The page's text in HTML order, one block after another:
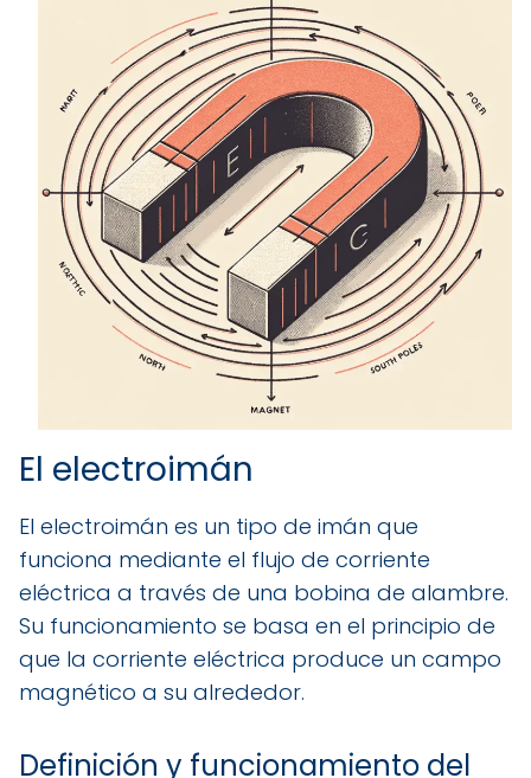
El electroimán
El electroimán es un tipo de imán que
funciona mediante el flujo de corriente
eléctrica a través de una bobina de alambre.
Su funcionamiento se basa en el principio de
que la corriente eléctrica produce un campo
magnético a su alrededor.
Definición y funcionamiento del